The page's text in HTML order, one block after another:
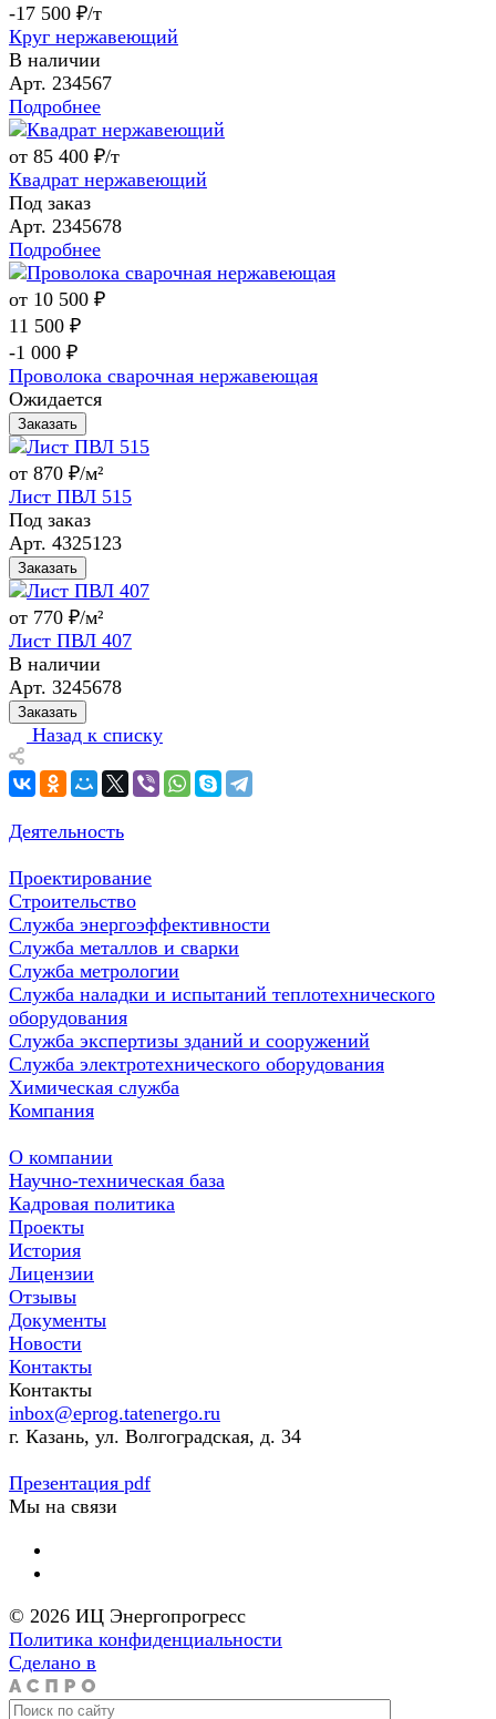
-17 500 ₽/т
Круг нержавеющий
В наличии
Арт. 234567
Подробнее
от 85 400 ₽/т
Квадрат нержавеющий
Под заказ
Арт. 2345678
Подробнее
от 10 500 ₽
11 500 ₽
-1 000 ₽
Проволока сварочная нержавеющая
Ожидается
Заказать
от 870 ₽/м²
Лист ПВЛ 515
Под заказ
Арт. 4325123
Заказать
от 770 ₽/м²
Лист ПВЛ 407
В наличии
Арт. 3245678
Заказать
Назад к списку
Деятельность
Проектирование
Строительство
Служба энергоэффективности
Служба металлов и сварки
Служба метрологии
Служба наладки и испытаний теплотехнического
оборудования
Служба экспертизы зданий и сооружений
Служба электротехнического оборудования
Химическая служба
Компания
О компании
Научно-техническая база
Кадровая политика
Проекты
История
Лицензии
Отзывы
Документы
Новости
Контакты
Контакты
inbox@eprog.tatenergo.ru
г. Казань, ул. Волгоградская, д. 34
Презентация pdf
Мы на связи
© 2026 ИЦ Энергопрогресс
Политика конфиденциальности
Сделано в